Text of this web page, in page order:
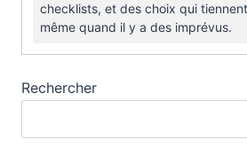
checklists, et des choix qui
même quand il y a des imprévus.
Rechercher